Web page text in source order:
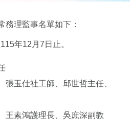
務理監事名單如下：
年12月7日止。
張玉仕社工師 、邱世哲主任
、王素鴻護理長 、吳庶深副教